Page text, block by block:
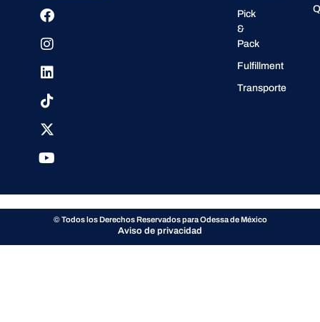
Pick
&
Pack
Fulfillment
Transporte
© Todos los Derechos Reservados para Odessa de México
Aviso de privacidad